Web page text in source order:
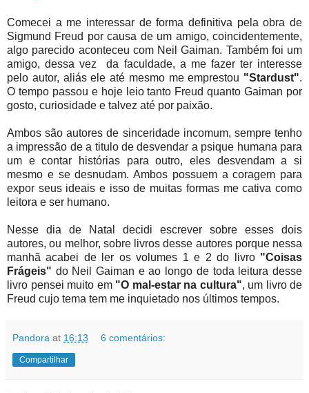
Comecei a me interessar de forma definitiva pela obra de
Sigmund Freud por causa de um amigo, coincidentemente,
algo parecido aconteceu com Neil Gaiman. Também foi um
amigo, dessa vez da faculdade, a me fazer ter interesse
pelo autor, aliás ele até mesmo me emprestou "Stardust".
O tempo passou e hoje leio tanto Freud quanto Gaiman por
gosto, curiosidade e talvez até por paixão.
Ambos são autores de sinceridade incomum, sempre tenho
a impressão de a titulo de desvendar a psique humana para
um e contar histórias para outro, eles desvendam a si
mesmo e se desnudam. Ambos possuem a coragem para
expor seus ideais e isso de muitas formas me cativa como
leitora e ser humano.
Nesse dia de Natal decidi escrever sobre esses dois
autores, ou melhor, sobre livros desse autores porque nessa
manhã acabei de ler os volumes 1 e 2 do livro "Coisas
Frágeis" do Neil Gaiman e ao longo de toda leitura desse
livro pensei muito em "O mal-estar na cultura", um livro de
Freud cujo tema tem me inquietado nos últimos tempos.
Pandora at 16:13 6 comentários:
Compartilhar